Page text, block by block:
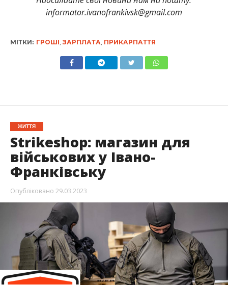
informator.ivanofrankivsk@gmail.com
МІТКИ: ГРОШІ ЗАРПЛАТА ПРИКАРПАТТЯ
ЖИТТЯ
Strikeshop: магазин для
військових у Івано-
Франківську
Опубліковано 29.03.2023